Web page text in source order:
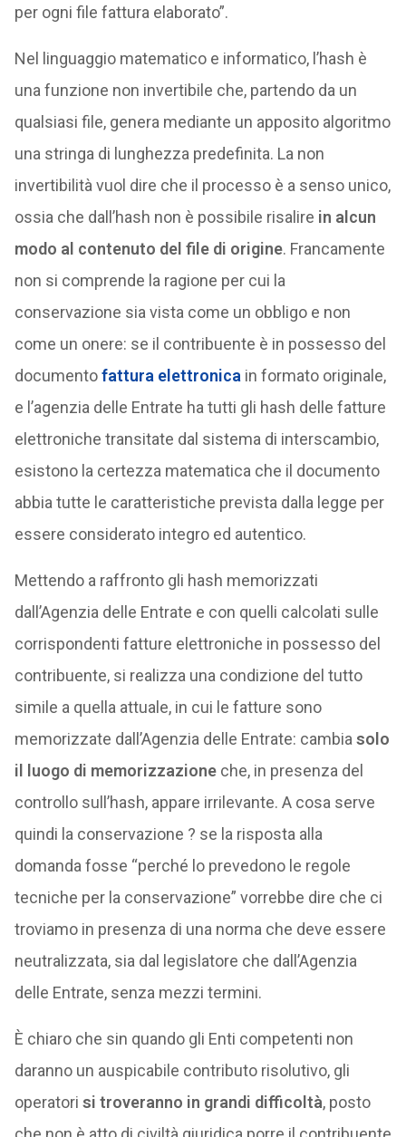
per ogni file fattura elaborato”.
Nel linguaggio matematico e informatico, l’hash è
una funzione non invertibile che, partendo da un
qualsiasi file, genera mediante un apposito algoritmo
una stringa di lunghezza predefinita. La non
invertibilità vuol dire che il processo è a senso unico,
ossia che dall’hash non è possibile risalire in alcun
modo al contenuto del file di origine. Francamente
non si comprende la ragione per cui la
conservazione sia vista come un obbligo e non
come un onere: se il contribuente è in possesso del
documentofattura elettronica in formato originale,
e l’agenzia delle Entrate ha tutti gli hash delle fatture
elettroniche transitate dal sistema di interscambio,
esistono la certezza matematica che il documento
abbia tutte le caratteristiche prevista dalla legge per
essere considerato integro ed autentico.
Mettendo a raffronto gli hash memorizzati
dall’Agenzia delle Entrate e con quelli calcolati sulle
corrispondenti fatture elettroniche in possesso del
contribuente, si realizza una condizione del tutto
simile a quella attuale, in cui le fatture sono
memorizzate dall’Agenzia delle Entrate: cambia solo
il luogo di memorizzazioneche, in presenza del
controllo sull’hash, appare irrilevante. A cosa serve
quindi la conservazione ? se la risposta alla
domanda fosse “perché lo prevedono le regole
tecniche per la conservazione” vorrebbe dire che ci
troviamo in presenza di una norma che deve essere
neutralizzata, sia dal legislatore che dall’Agenzia
delle Entrate, senza mezzi termini.
È chiaro che sin quando gli Enti competenti non
daranno un auspicabile contributo risolutivo, gli
operatori si troveranno in grandi difficoltà, posto